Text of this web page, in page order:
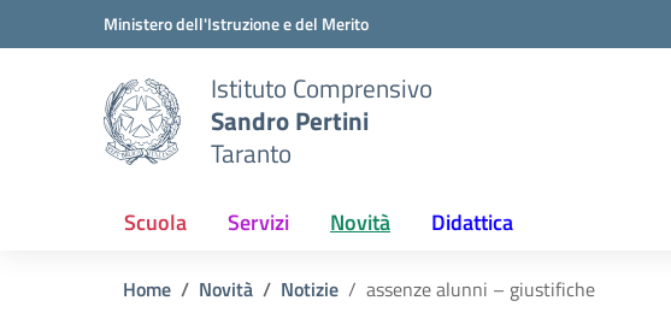
Vai ai contenuti
Vai al menu di navigazioneMinistero dell'Istruzione e del Merito
Istituto Comprensivo
Sandro Pertini
Taranto
Scuola Servizi Novità Didattica
Home Novità Notizie assenze alunni – giustifiche